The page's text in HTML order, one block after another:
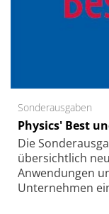
Sonderausgaben
Physics' Best
Die
übersichtlich
Anwendungen
Unternehmen